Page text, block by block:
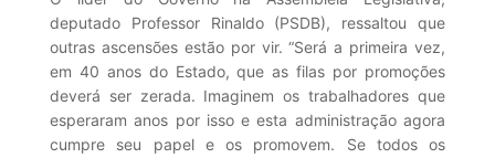
deputado Professor Rinaldo (PSDB), ressaltou que
outras ascensões estão por vir. “Será a primeira vez,
em 40 anos do Estado, que as filas por promoções
deverá ser zerada. Imaginem os trabalhadores que
esperaram anos por isso e esta administração agora
cumpre seu papel e os promovem. Se todos os